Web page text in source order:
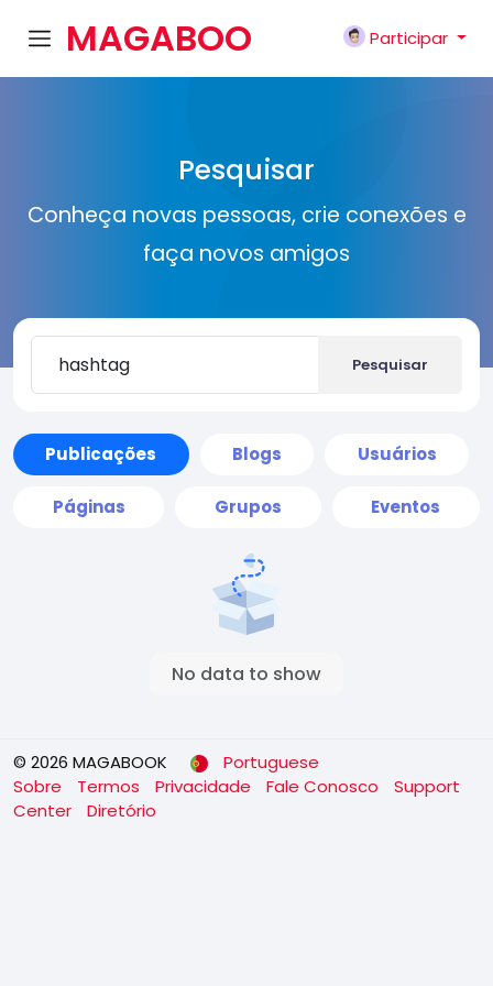
MAGABOO
Participar
Pesquisar
Conheça novas pessoas, crie conexões e
faça novos amigos
Pesquisar
Publicações Blogs Usuários
Páginas Grupos Eventos
No data to show
© 2026 MAGABOOK
Portuguese
Sobre
Termos Privacidade Fale Conosco
Support
Center
Diretório